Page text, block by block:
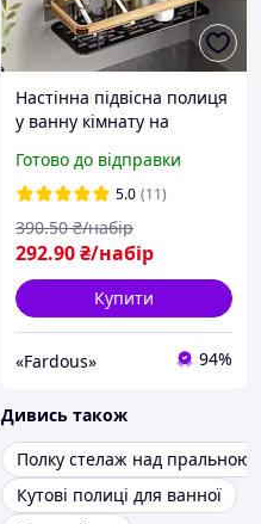
Настінна підвісна полиця
у ванну кімнату на
Чорна з золотом
Готово до відправки
5.0 (11)
292.90₴/набір
390.50 ₴/набір
Купити
«Fardous» 94%
Дивись також
Полку стелаж над
Кутові полиці для ванної